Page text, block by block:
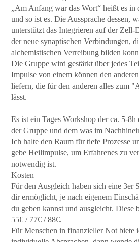
„Am Anfang war das Wort“ heißt es in
und so ist es. Die Aussprache dessen,
unterstützt das Integrieren auf der Zell-
der neue synaptischen Verbindungen,
alchemistischen Verreibung bilden
Die Gruppe wird gestärkt über jedes
Impulse von einem können den
liefern, die für den anderen alles zum
lässt.
Es ist ein Tages Workshop der ca. 5-
der Gruppe und dem was im
Ich halte den Raum für tiefe Prozesse
gebe Heilimpulse, um Erfahrenes zu
notwendig ist.
Kosten
Für den Ausgleich haben sich eine 3er
dir ermöglicht, je nach eigenem
du geben kannst und ausgleicht. Diese
55€ / 77€ / 88€.
Für Menschen in finanzieller Not biete